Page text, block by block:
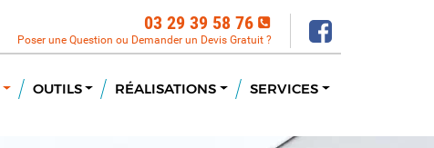
03 29 39 58 76
Poser une Question ou Demander un Devis Gratuit ?
OUTILS RÉALISATIONS SERVICES